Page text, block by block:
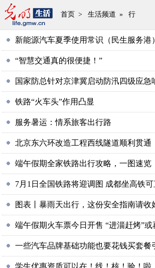
首页 > 生活频道 » 行
新能源汽车夏季使用常识（民生服务港）
“智慧交通真的很便捷！”
国家防总针对京津冀启动防汛四级应急
铁路“火车头”作用凸显
服务暑运：情系旅客出行路
北京东六环改造工程西线隧道顺利贯通
端午假期全家铁路出行攻略，一图速览
7月1日全国铁路将迎调图 成都坐高铁
图表丨暴雨天出行，这份安全指南请收
端午假期火车票今日开售 “进淄赶烤”或
一些汽车品牌基础功能也要花钱买套餐
学生优惠资质可以在！线！核！验！啦